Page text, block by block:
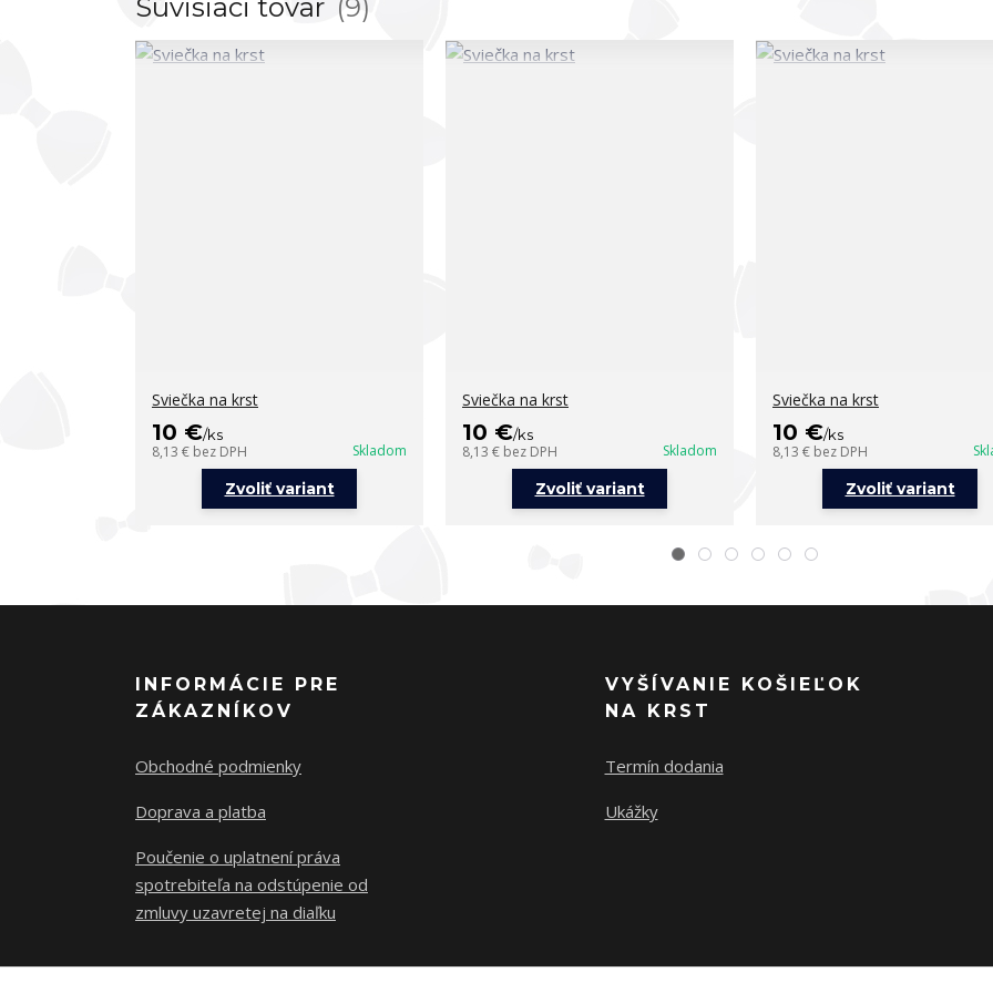
Súvisiaci tovar 9
Sviečka na krst
10 €/ks
8,13 € bez DPH Skladom
Zvoliť variant
Sviečka na krst
10 €/ks
8,13 € bez DPH Skladom
Zvoliť variant
Sviečka na krst
10 €/ks
8,13 € bez DPH
Zvoliť variant
INFORMÁCIE PRE
ZÁKAZNÍKOV
Obchodné podmienky
Doprava a platba
Poučenie o uplatnení práva
spotrebiteľa na odstúpenie od
zmluvy uzavretej na diaľku
VYŠÍVANIE KOŠIEĽOK
NA KRST
Termín dodania
Ukážky